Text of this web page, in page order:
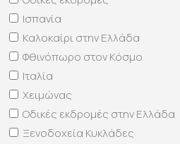
Ισπανία
Καλοκαίρι στην Ελλάδα
Φθινόπωρο στον Κόσμο
Ιταλία
Χειμώνας
Οδικές εκδρομές στην Ελλάδα
Ξενοδοχεία Κυκλάδες